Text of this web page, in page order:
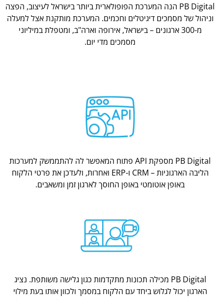
PB Digital הנה המערכת הפופולארית ביותר בישראל לעיצוב, הפצה
וניהול של מסמכים דיגיטלים וחכמים. המערכת מותקנת אצל למעלה
מ-300 ארגונים – בישראל, אירופה וארה"ב, ומטפלת במיליוני
מסמכים מדי יום.
PB Digital מספקת API פתוח המאפשר לה להתממשק למערכות
הליבה הארגוניות – CRM ו-ERP ואחרות, ולעדכן את פרטי הלקוח
באופן אוטומטי באופן החוסך לארגון זמן ומשאבים.
PB Digital מכילה תכונות מתקדמות כגון גלישה משותפת. נציג
הארגון יכול לגלוש ביחד עם הלקוח במסמך ולכוון אותו בעת מילוי